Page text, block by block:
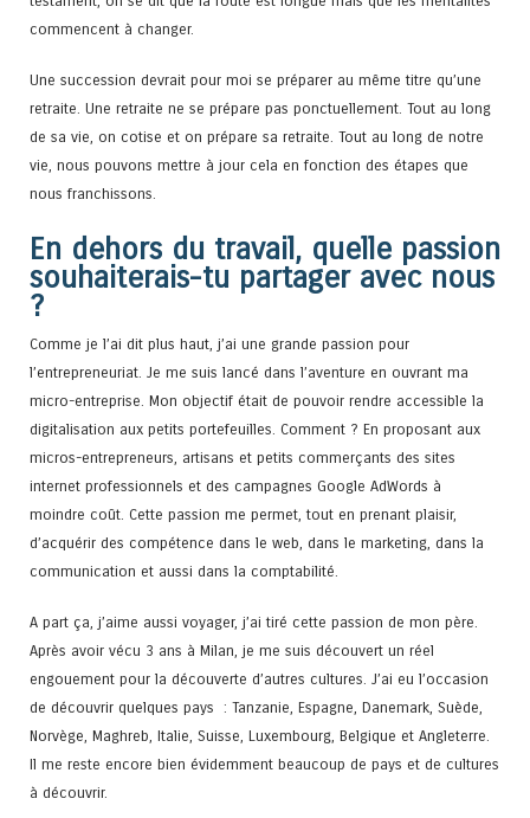
commencent à changer.
Une succession devrait pour moi se préparer au même titre qu’une
retraite. Une retraite ne se prépare pas ponctuellement. Tout au long
de sa vie, on cotise et on prépare sa retraite. Tout au long de notre
vie, nous pouvons mettre à jour cela en fonction des étapes que
nous franchissons.
En dehors du travail, quelle passion
souhaiterais-tu partager avec nous
?
Comme je l’ai dit plus haut, j’ai une grande passion pour
l’entrepreneuriat. Je me suis lancé dans l’aventure en ouvrant ma
micro-entreprise. Mon objectif était de pouvoir rendre accessible la
digitalisation aux petits portefeuilles. Comment ? En proposant aux
micros-entrepreneurs, artisans et petits commerçants des sites
internet professionnels et des campagnes Google AdWords à
moindre coût. Cette passion me permet, tout en prenant plaisir,
d’acquérir des compétence dans le web, dans le marketing, dans la
communication et aussi dans la comptabilité.
A part ça, j’aime aussi voyager, j’ai tiré cette passion de mon père.
Après avoir vécu 3 ans à Milan, je me suis découvert un réel
engouement pour la découverte d’autres cultures. J’ai eu l’occasion
de découvrir quelques pays : Tanzanie, Espagne, Danemark, Suède,
Norvège, Maghreb, Italie, Suisse, Luxembourg, Belgique et Angleterre.
Il me reste encore bien évidemment beaucoup de pays et de cultures
à découvrir.